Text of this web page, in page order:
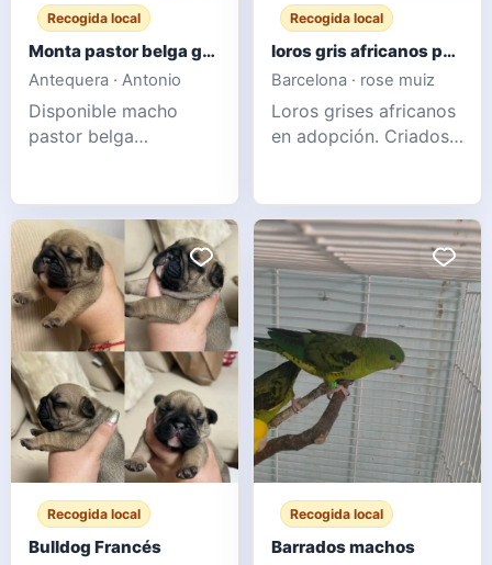
Recogida local
Monta pastor belga groenendael
Antequera · Antonio
Disponible macho
pastor belga
morfología, carácter y
salud. 3 años de edad.
Mensaje para más
información.
WhatsApp 6
Recogida local
loros gris africanos para adopcion
Barcelona · rose muiz
Loros grises africanos
en adopción. Criados
vacunados y en
cuarentena. Tienen 6
meses y un excelente
vínculo con sus
dueños. Por motivos
familiares, queremos
darlos en adopción a
familias interesadas. Si
le interes
Recogida local
Bulldog Francés
Recogida local
Barrados machos